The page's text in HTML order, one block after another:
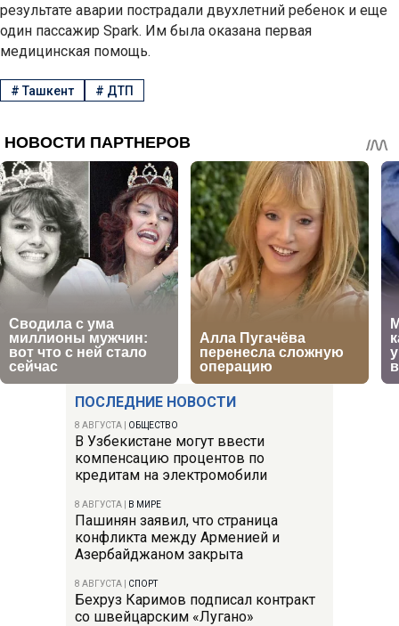
ПОСЛЕДНИЕ НОВОСТИ
8 АВГУСТА ОБЩЕСТВО
В Узбекистане могут ввести
компенсацию процентов по
кредитам на электромобили
8 АВГУСТА В МИРЕ
Пашинян заявил, что страница
конфликта между Арменией и
Азербайджаном закрыта
8 АВГУСТА СПОРТ
Бехруз Каримов подписал контракт
со швейцарским «Лугано»
результате аварии пострадали двухлетний ребенок и еще
один пассажир Spark. Им была оказана первая
медицинская помощь.
#Ташкент # ДТП